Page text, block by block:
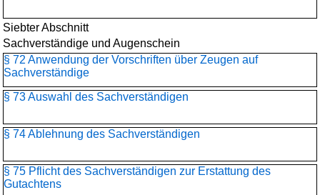
Siebter Abschnitt
Sachverständige und Augenschein
§ 72 Anwendung der Vorschriften über Zeugen auf
Sachverständige
§ 73 Auswahl des Sachverständigen
§ 74 Ablehnung des Sachverständigen
§ 75 Pflicht des Sachverständigen zur Erstattung des
Gutachtens